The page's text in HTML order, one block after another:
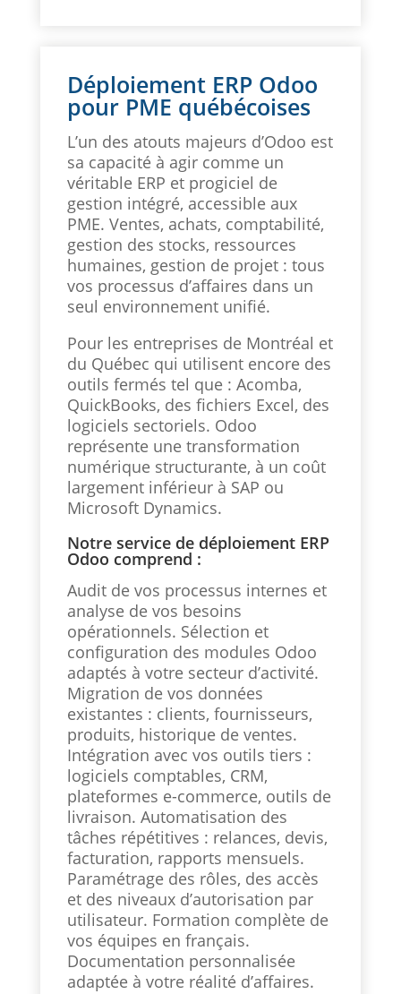
Déploiement ERP Odoo
pour PME québécoises
L’un des atouts majeurs d’Odoo est
sa capacité à agir comme un
véritable ERP et progiciel de
gestion intégré, accessible aux
PME. Ventes, achats, comptabilité,
gestion des stocks, ressources
humaines, gestion de projet : tous
vos processus d’affaires dans un
seul environnement unifié.
Pour les entreprises de Montréal et
du Québec qui utilisent encore des
outils fermés tel que : Acomba,
QuickBooks, des fichiers Excel, des
logiciels sectoriels. Odoo
représente une transformation
numérique structurante, à un coût
largement inférieur à SAP ou
Microsoft Dynamics.
Notre service de déploiement ERP
Odoo comprend :
Audit de vos processus internes et
analyse de vos besoins
opérationnels. Sélection et
configuration des modules Odoo
adaptés à votre secteur d’activité.
Migration de vos données
existantes : clients, fournisseurs,
produits, historique de ventes.
Intégration avec vos outils tiers :
logiciels comptables, CRM,
plateformes e-commerce, outils de
livraison. Automatisation des
tâches répétitives : relances, devis,
facturation, rapports mensuels.
Paramétrage des rôles, des accès
et des niveaux d’autorisation par
utilisateur. Formation complète de
vos équipes en français.
Documentation personnalisée
adaptée à votre réalité d’affaires.